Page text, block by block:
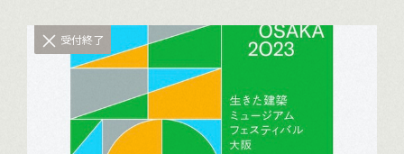
受付終了